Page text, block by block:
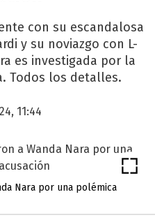
con su escandalosa
y su noviazgo con L-
es investigada por la
Todos los detalles.
11:44
Nara por una polémica